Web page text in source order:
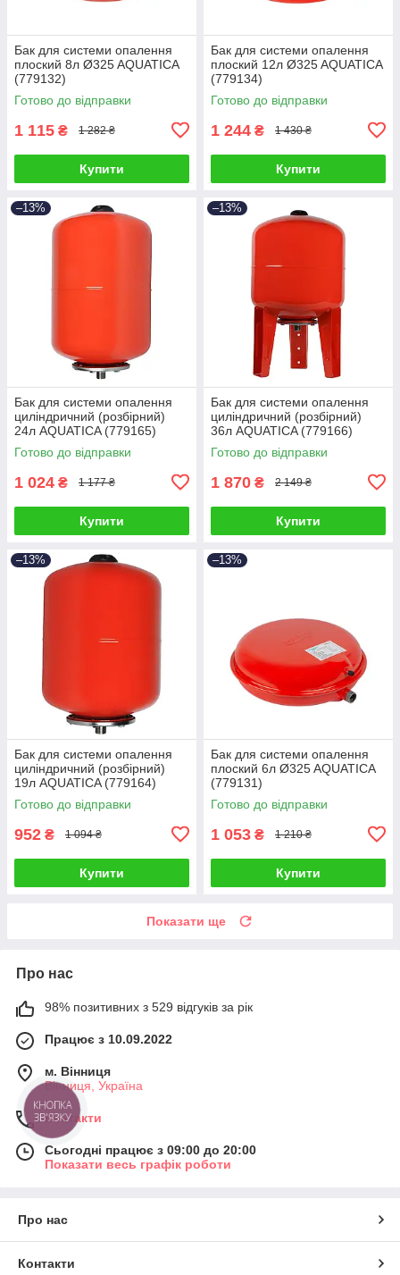
Бак для системи опалення
плоский 8л Ø325 AQUATICA
(779132)
Готово до відправки
1 115 ₴ 1 282 ₴
Купити
Бак для системи опалення
плоский 12л Ø325 AQUATICA
(779134)
Готово до відправки
1 244 ₴ 1 430 ₴
Купити
–13%
Бак для системи опалення
циліндричний (розбірний)
24л AQUATICA (779165)
Готово до відправки
1 024 ₴ 1 177 ₴
Купити
–13%
Бак для системи опалення
циліндричний (розбірний)
36л AQUATICA (779166)
Готово до відправки
1 870 ₴ 2 149 ₴
Купити
–13%
Бак для системи опалення
циліндричний (розбірний)
19л AQUATICA (779164)
Готово до відправки
952 ₴ 1 094 ₴
Купити
–13%
Бак для системи опалення
плоский 6л Ø325 AQUATICA
(779131)
Готово до відправки
1 053 ₴ 1 210 ₴
Купити
Показати ще
Про нас
98% позитивних з 529 відгуків за рік
Працює з 10.09.2022
м. Вінниця
Вінниця, Україна
Контакти
Сьогодні працює з 09:00 до 20:00
Показати весь графік роботи
Про нас
Контакти
КНОПКА
ЗВ'ЯЗКУ